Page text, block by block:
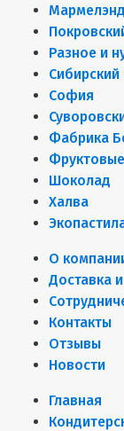
Мармелэнд
Разное и
Сибирский
София
Фабрика
Шоколад
Халва
О
Доставка
Контакты
Отзывы
Новости
Главная